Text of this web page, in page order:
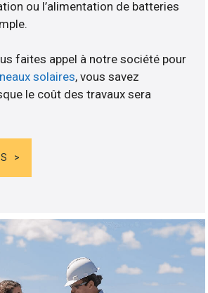
ou l’alimentation de batteries
faites appel à notre société pour
solaires, vous savez
le coût des travaux sera